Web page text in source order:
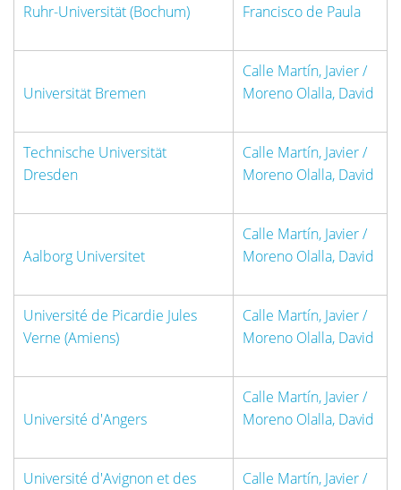
Ruhr-Universität (Bochum)
Francisco de Paula
Universität Bremen
Calle Martín, Javier /
Moreno Olalla, David
Technische Universität
Dresden
Calle Martín, Javier /
Moreno Olalla, David
Aalborg Universitet
Calle Martín, Javier /
Moreno Olalla, David
Université de Picardie Jules
Verne (Amiens)
Calle Martín, Javier /
Moreno Olalla, David
Université d'Angers
Calle Martín, Javier /
Moreno Olalla, David
Université d'Avignon et des
Calle Martín, Javier /